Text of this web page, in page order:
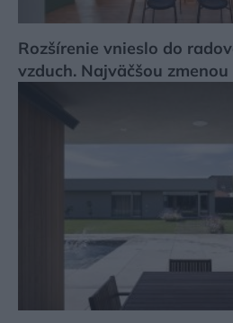
Rozšírenie vnieslo do
vzduch. Najväčšou